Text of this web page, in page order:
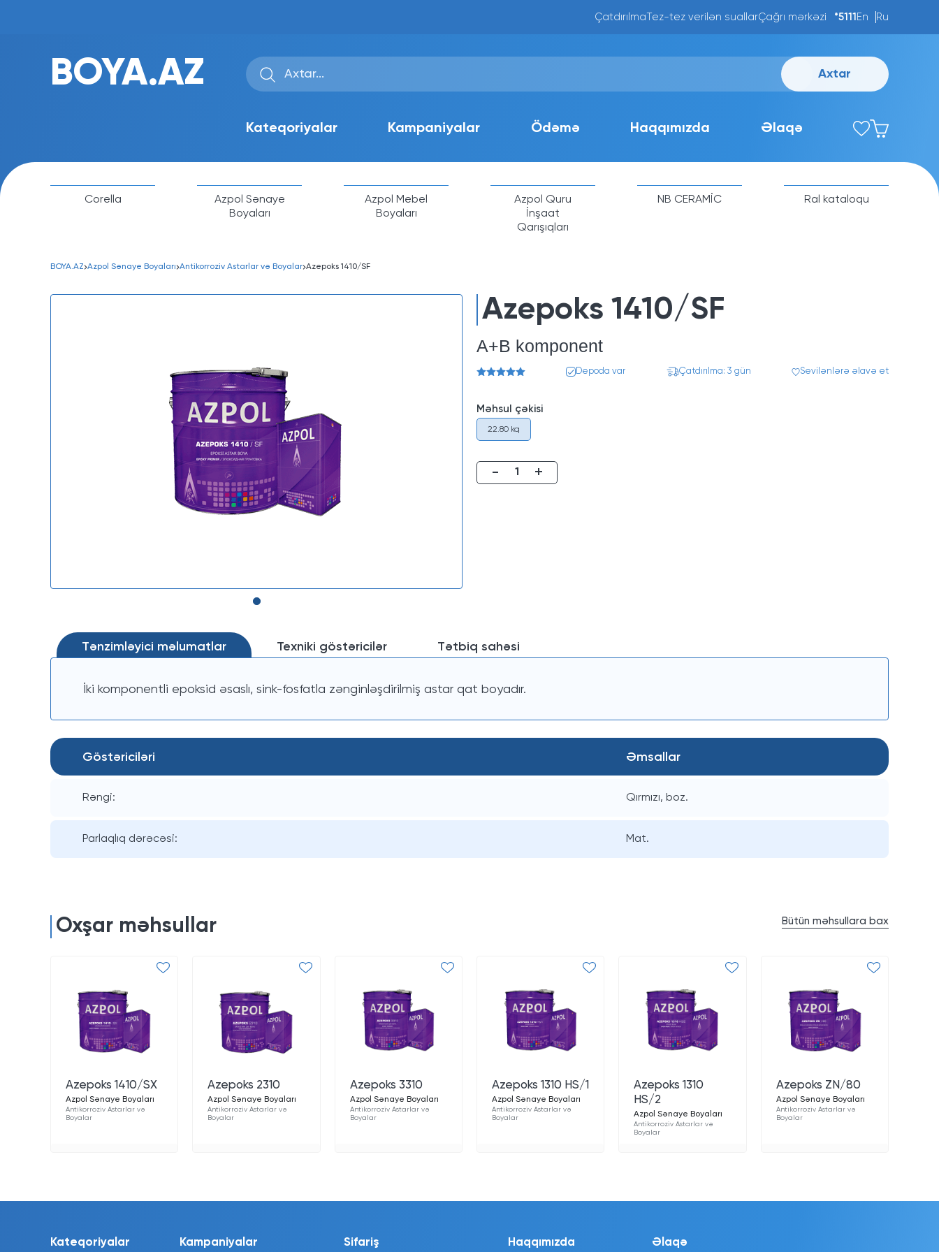
Çatdırılma Tez-tez verilən suallarÇağrı mərkəzi *5111 En Ru
BOYA.AZ Axtar
Kateqoriyalar Kampaniyalar Ödəmə Haqqımızda Əlaqə
Corella
Azpol Sənaye
Boyaları
Azpol Mebel
Boyaları
Azpol Quru
İnşaat
Qarışıqları
NB CERAMİC Ral kataloqu
BOYA.AZ Azpol Sənaye Boyaları Antikorroziv Astarlar və Boyalar Azepoks 1410/SF
Azepoks 1410/SF
A+B komponent
Depoda var Çatdırılma: 3 gün Sevilənlərə əlavə et
Məhsul çəkisi
22.80 kq
- +
Tənzimləyici məlumatlar Texniki göstəricilər Tətbiq sahəsi
İki komponentli epoksid əsaslı, sink-fosfatla zənginləşdirilmiş astar qat boyadır.
Göstəriciləri Əmsallar
Rəngi: Qırmızı, boz.
Parlaqlıq dərəcəsi: Mat.
Oxşar məhsullar Bütün məhsullara bax
Azepoks 1410/SX
Azpol Sənaye Boyaları
Antikorroziv Astarlar və
Boyalar
Azepoks 2310
Azpol Sənaye Boyaları
Antikorroziv Astarlar və
Boyalar
Azepoks 3310
Azpol Sənaye Boyaları
Antikorroziv Astarlar və
Boyalar
Azepoks 1310 HS/1
Azpol Sənaye Boyaları
Antikorroziv Astarlar və
Boyalar
Azepoks 1310
HS/2
Azpol Sənaye Boyaları
Antikorroziv Astarlar və
Boyalar
Azepoks ZN/80
Azpol Sənaye Boyaları
Antikorroziv Astarlar və
Boyalar
Kateqoriyalar Kampaniyalar Sifariş Haqqımızda Əlaqə